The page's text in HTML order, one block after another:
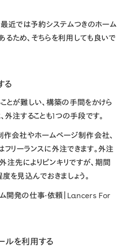
近では予約システムつきのホーム
ため、そちらを利用しても良いで
る
とが難しい、構築の手間をかけら
外注することも1つの手段です。
作会社やホームページ制作会社、
リーランスに外注できます。外注
先によりピンキリですが、期間
を見込んでおきましょう。
開発の仕事·依頼｜Lancers For
ルを利用する